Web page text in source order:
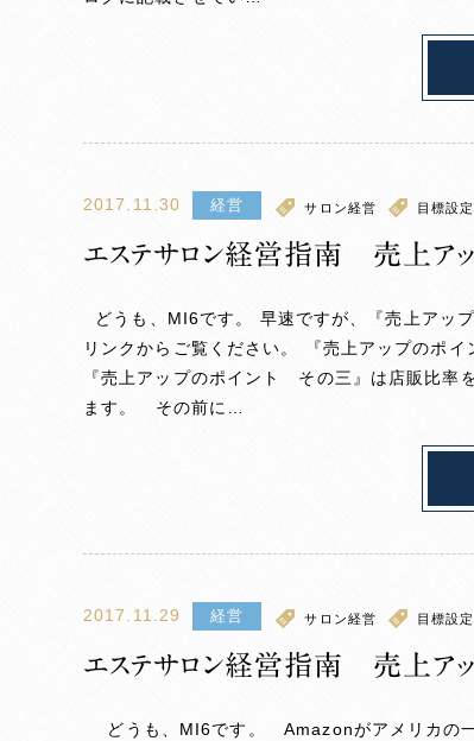
2017.11.30 経営 サロン経営 目標設定
エステサロン経営指南 売上ア
どうも、MI6です。 早速ですが、『売上アッ
リンクからご覧ください。 『売上アップのポ
『売上アップのポイント その三』は店販比率
ます。 その前に…
2017.11.29 経営 サロン経営 目標設定
エステサロン経営指南 売上ア
どうも、MI6です。 Amazonがアメリカの一